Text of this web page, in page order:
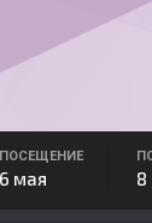
ПОСЕЩЕНИЕ
6 мая 8